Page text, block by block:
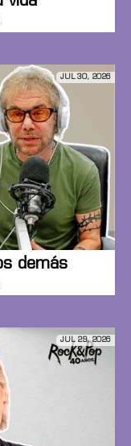
JUL 30, 2026
demás
JUL 29, 2026